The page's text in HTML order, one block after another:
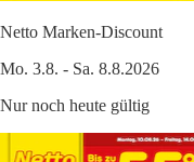
Netto Marken-Discount
Mo. 3.8. - Sa. 8.8.2026
Nur noch heute gültig